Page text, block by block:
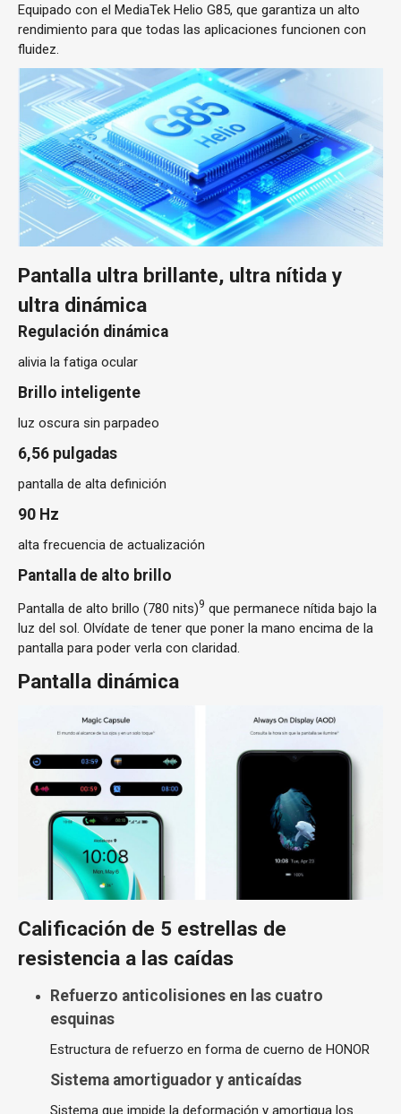
Equipado con el MediaTek Helio G85, que garantiza un alto
rendimiento para que todas las aplicaciones funcionen con
fluidez.
Pantalla ultra brillante, ultra nítida y
ultra dinámica
Regulación dinámica
alivia la fatiga ocular
Brillo inteligente
luz oscura sin parpadeo
6,56 pulgadas
pantalla de alta definición
90 Hz
alta frecuencia de actualización
Pantalla de alto brillo
Pantalla de alto brillo (780 nits)9 que permanece nítida bajo la
luz del sol. Olvídate de tener que poner la mano encima de la
pantalla para poder verla con claridad.
Pantalla dinámica
Calificación de 5 estrellas de
resistencia a las caídas
Refuerzo anticolisiones en las cuatro
esquinas
Estructura de refuerzo en forma de cuerno de HONOR
Sistema amortiguador y anticaídas
Sistema que impide la deformación y amortigua los